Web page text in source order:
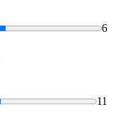
6
11